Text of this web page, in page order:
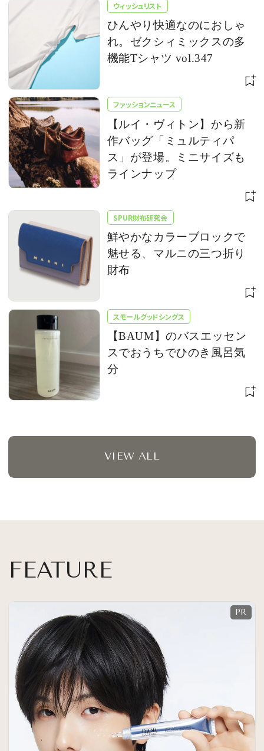
ウィッシュリスト
ひんやり快適なのにおしゃ
れ。ゼクシィミックスの多
機能Tシャツ vol.347
ファッションニュース
【ルイ・ヴィトン】から新
作バッグ「ミュルティパ
ス」が登場。ミニサイズも
ラインナップ
SPUR財布研究会
鮮やかなカラーブロックで
魅せる、マルニの三つ折り
財布
スモールグッドシングス
【BAUM】のバスエッセン
スでおうちでひのき風呂気
分
VIEW ALL
FEATURE